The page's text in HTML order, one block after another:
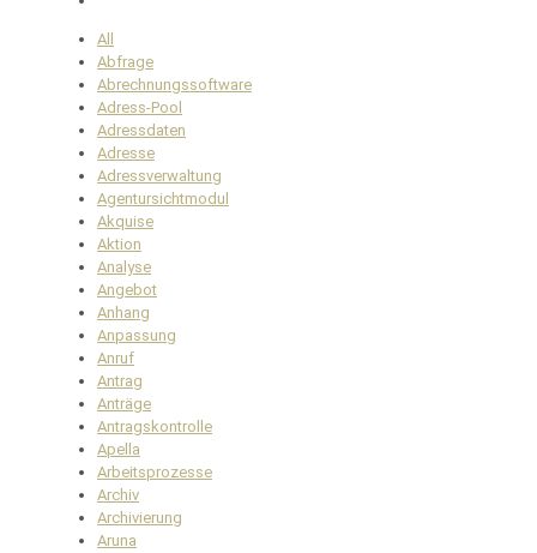
All
Abfrage
Abrechnungssoftware
Adress-Pool
Adressdaten
Adresse
Adressverwaltung
Agentursichtmodul
Akquise
Aktion
Analyse
Angebot
Anhang
Anpassung
Anruf
Antrag
Anträge
Antragskontrolle
Apella
Arbeitsprozesse
Archiv
Archivierung
Aruna